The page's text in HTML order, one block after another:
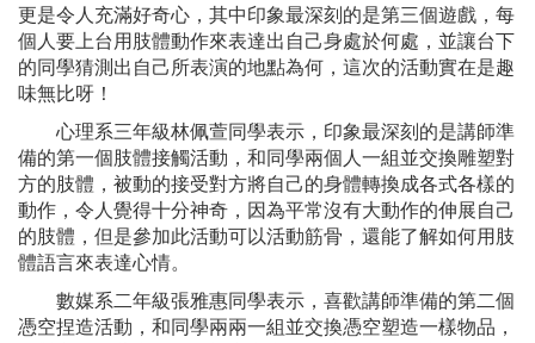
更是令人充滿好奇心，其中印象最深刻的是第三個遊戲，每
個人要上台用肢體動作來表達出自己身處於何處，並讓台下
的同學猜測出自己所表演的地點為何，這次的活動實在是趣
味無比呀！
心理系三年級林佩萱同學表示，印象最深刻的是講師準
備的第一個肢體接觸活動，和同學兩個人一組並交換雕塑對
方的肢體，被動的接受對方將自己的身體轉換成各式各樣的
動作，令人覺得十分神奇，因為平常沒有大動作的伸展自己
的肢體，但是參加此活動可以活動筋骨，還能了解如何用肢
體語言來表達心情。
數媒系二年級張雅惠同學表示，喜歡講師準備的第二個
憑空捏造活動，和同學兩兩一組並交換憑空塑造一樣物品，